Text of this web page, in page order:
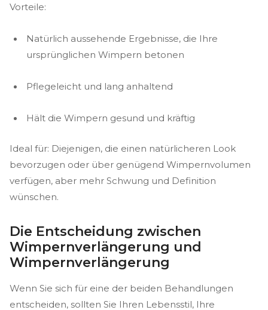
Vorteile:
Natürlich aussehende Ergebnisse, die Ihre
ursprünglichen Wimpern betonen
Pflegeleicht und lang anhaltend
Hält die Wimpern gesund und kräftig
Ideal für: Diejenigen, die einen natürlicheren Look
bevorzugen oder über genügend Wimpernvolumen
verfügen, aber mehr Schwung und Definition
wünschen.
Die Entscheidung zwischen
Wimpernverlängerung und
Wimpernverlängerung
Wenn Sie sich für eine der beiden Behandlungen
entscheiden, sollten Sie Ihren Lebensstil, Ihre